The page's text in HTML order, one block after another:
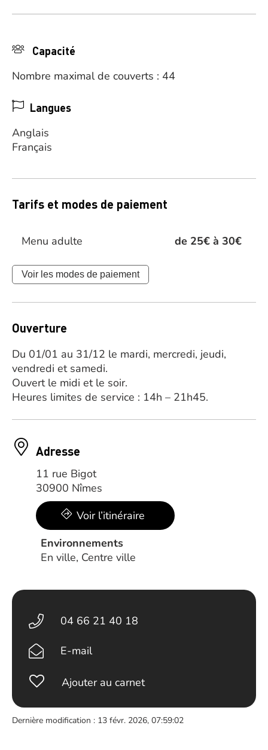
Capacité
Nombre maximal de couverts : 44
Langues
Anglais
Français
Tarifs et modes de paiement
Menu adulte de 25€ à 30€
Voir les modes de paiement
Ouverture
Du 01/01 au 31/12 le mardi, mercredi, jeudi,
vendredi et samedi.
Ouvert le midi et le soir.
Heures limites de service : 14h – 21h45.
Adresse
11 rue Bigot
30900 Nîmes
Voir l’itinéraire
Environnements
En ville, Centre ville
04 66 21 40 18
E-mail
Ajouter au carnet
Dernière modification : 13 févr. 2026, 07:59:02